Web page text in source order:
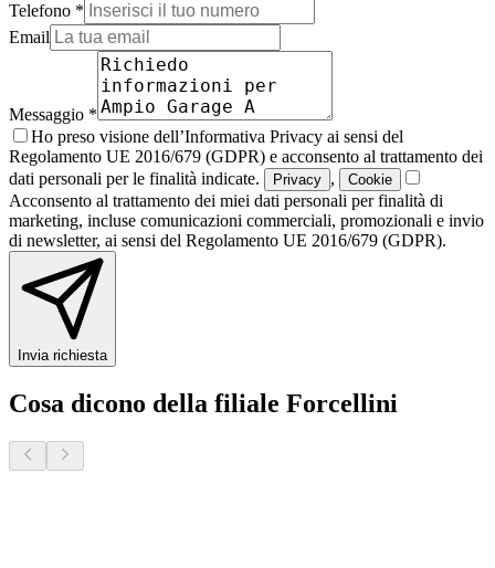
Telefono *
Email
Messaggio *
Ho preso visione dell’Informativa Privacy ai sensi del
Regolamento UE 2016/679 (GDPR) e acconsento al trattamento dei
dati personali per le finalità indicate.
Privacy , Cookie
Acconsento al trattamento dei miei dati personali per finalità di
marketing, incluse comunicazioni commerciali, promozionali e invio
di newsletter, ai sensi del Regolamento UE 2016/679 (GDPR).
Invia richiesta
Cosa dicono della filiale Forcellini